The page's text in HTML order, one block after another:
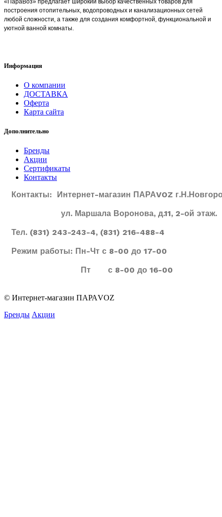
построения отопительных, водопроводных и канализационных сетей
любой сложности, а также для создания комфортной, функциональной и
уютной ванной комнаты.
Информация
О компании
ДОСТАВКА
Оферта
Карта сайта
Дополнительно
Бренды
Акции
Сертификаты
Контакты
Контакты: Интернет-магазин ПАРАVOZ
ул. Маршала Воронова, д.11, 2-ой этаж.
Тел. (831) 243-243-4, (831) 216-488-4
Режим работы: Пн-Чт с 8-00 до 17-00
Пт с 8-00 до 16-00
© Интернет-магазин ПАРАVOZ
Бренды Акции